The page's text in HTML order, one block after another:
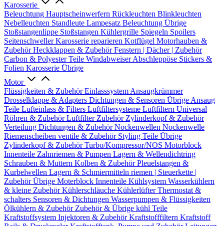
Karosserie
Beleuchtung Hauptscheinwerfern Rückleuchten Blinkleuchten
Nebelleuchten Standleute Lampesatz Beleuchtung Übrige
Stoßstangenlippe Stoßstangen Kühlergrille Spiegeln Spoilers
SeitenschwellerKarosserie reparieren Kotflügel Motorhauben &
ZubehörHeckklappen & ZubehörFenstern | Dächer | Zubehör
Carbon & Polyester Teile WindabweiserAbschleppöse Stickers &
Folien Karosserie Übrige
Motor
Flüssigkeiten & ZubehörEinlasssystem Ansaugkrümmer
Drosselklappe & Adapters Dichtungen & Sensoren Übrige Ansaug
Teile Lufteinlass & Filters Luftfiltersysteme Luftfiltern Universal
Röhren & ZubehörLuftfilter Zubehör Zylinderkopf & Zubehör
Verteilung Dichtungen & ZubehörNockenwellen Nockenwelle
Riemenscheiben ventile & Zubehör Styling Teile Übrige
Zylinderkopf & ZubehörTurbo/Kompressor/NOS Motorblock
Innenteile Zahnriemen & Pumpen Lagern & Wellendichtring
Schrauben & Muttern Kolben & ZubehörPleuelstangen &
Kurbelwellen Lagern & Schmiermitteln riemen | Steuerkette |
ZubehörÜbrige Moterblock Innenteile Kühlsystem Wasserkühlern
& kleine ZubehörKühlerschläuche KühlerlüfterThermostat &
schalters Sensoren & Dichtungen Wasserpumpen & Flüssigkeiten
Ölkühlern & Zubehör Zubehör & Übrige kühl Teile
Kraftstoffsystem Injektoren & ZubehörKraftstofffiltern Kraftstoff